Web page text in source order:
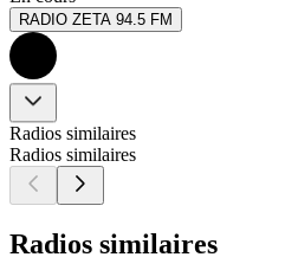
RADIO ZETA 94.5 FM
Radios similaires
Radios similaires
Radios similaires